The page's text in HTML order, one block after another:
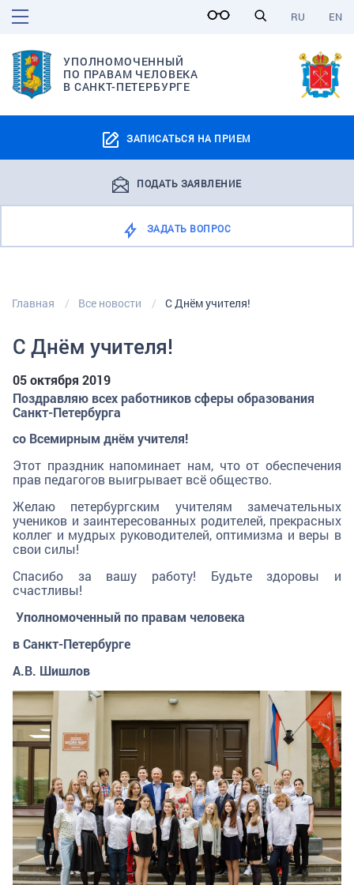
EN
RU
УПОЛНОМОЧЕННЫЙ
ПО ПРАВАМ ЧЕЛОВЕКА
В САНКТ-ПЕТЕРБУРГЕ
ЗАПИСАТЬСЯ НА ПРИЕМ
ПОДАТЬ ЗАЯВЛЕНИЕ
ЗАДАТЬ ВОПРОС
Главная Все новости С Днём учителя!
С Днём учителя!
05 октября 2019
Поздравляю всех работников сферы образования
Санкт-Петербурга
со Всемирным днём учителя!
Этот праздник напоминает нам, что от обеспечения
прав педагогов выигрывает всё общество.
Желаю петербургским учителям замечательных
учеников и заинтересованных родителей, прекрасных
коллег и мудрых руководителей, оптимизма и веры в
свои силы!
Спасибо за вашу работу! Будьте здоровы и
счастливы!
Уполномоченный по правам человека
в Санкт-Петербурге
А.В. Шишлов